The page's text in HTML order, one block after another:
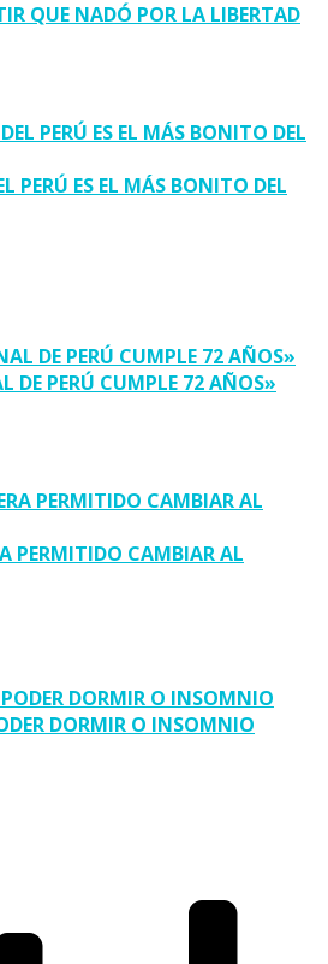
QUE NADÓ POR LA LIBERTAD
PERÚ ES EL MÁS BONITO DEL
DE PERÚ CUMPLE 72 AÑOS»
PERMITIDO CAMBIAR AL
DORMIR O INSOMNIO